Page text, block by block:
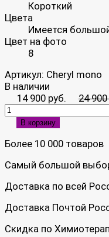
Короткий
Цвета
Имеется
Цвет на фото
8
Артикул: Cheryl mono
В наличии
14 900 руб.
24
В корзину
Более 10 000 товаров
Самый большой
Доставка по всей
Доставка Почтой
Скидка по